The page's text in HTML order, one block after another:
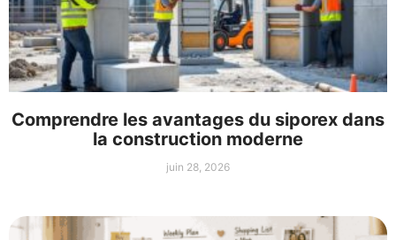
Comprendre les avantages du siporex dans
la construction moderne
juin 28, 2026